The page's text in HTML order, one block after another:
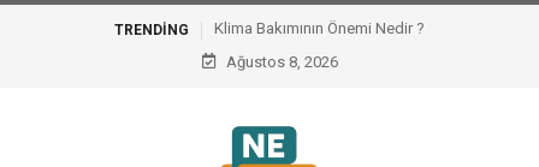
TRENDING
Klima Bakımının Önemi Nedir ?
Ağustos 8, 2026